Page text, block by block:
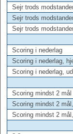
Sejr trods
Sejr trods
Sejr trods
Scoring i nederlag
Scoring i nederlag,
Scoring i nederlag,
Scoring mindst 2 mål
Scoring mindst 2
Scoring mindst 2